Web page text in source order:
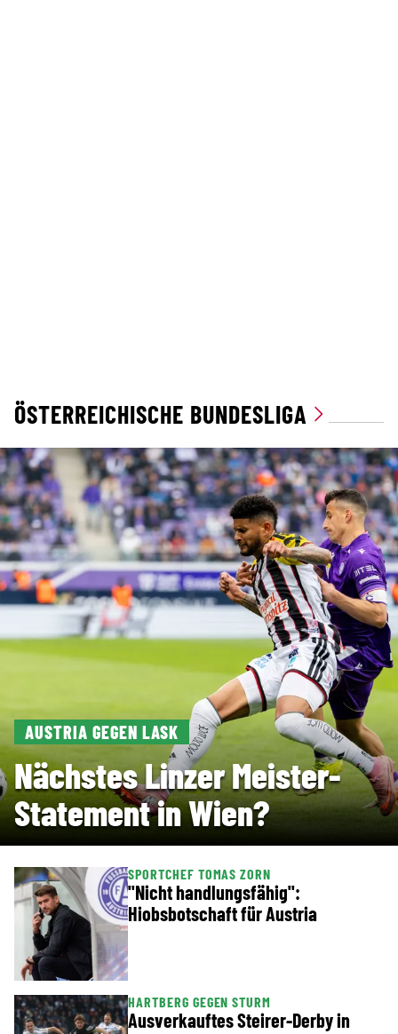
ÖSTERREICHISCHE BUNDESLIGA
AUSTRIA GEGEN LASK
Nächstes Linzer Meister-
Statement in Wien?
SPORTCHEF TOMAS ZORN
"Nicht handlungsfähig":
Hiobsbotschaft für Austria
HARTBERG GEGEN STURM
Ausverkauftes Steirer-Derby in